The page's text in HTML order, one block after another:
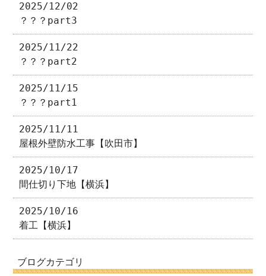
2025/12/02
？？？part3
2025/11/22
？？？part2
2025/11/15
？？？part1
2025/11/11
屋根外壁防水工事【吹田市】
2025/10/17
間仕切り下地【横浜】
2025/10/16
着工【横浜】
ブログカテゴリ